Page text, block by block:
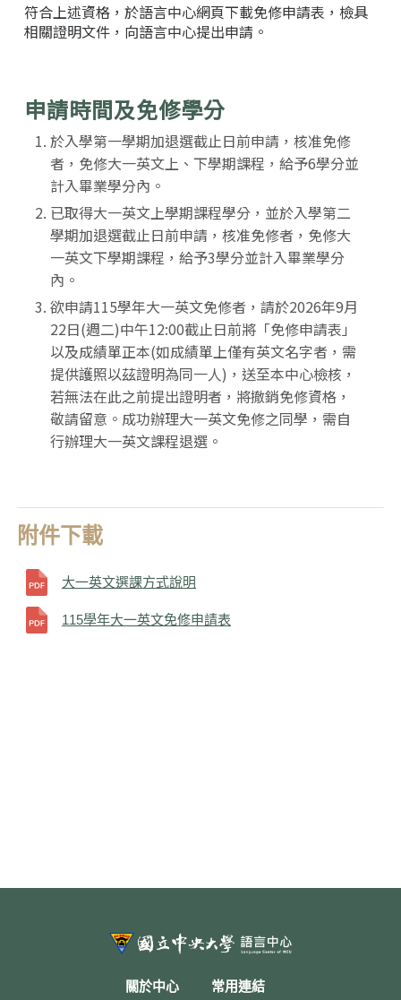
符合上述資格，於語言中心網頁下載免修申請表，檢具
相關證明文件，向語言中心提出申請。
申請時間及免修學分
於入學第一學期加退選截止日前申請，核准免修
者，免修大一英文上、下學期課程，給予6學分並
計入畢業學分內。
已取得大一英文上學期課程學分，並於入學第二
學期加退選截止日前申請，核准免修者，免修大
一英文下學期課程，給予3學分並計入畢業學分
內。
欲申請115學年大一英文免修者，請於2026年9月
22日(週二)中午12:00截止日前將「免修申請表」
以及成績單正本(如成績單上僅有英文名字者，需
提供護照以茲證明為同一人)，送至本中心檢核，
若無法在此之前提出證明者，將撤銷免修資格，
敬請留意。成功辦理大一英文免修之同學，需自
行辦理大一英文課程退選。
附件下載
大一英文選課方式說明
115學年大一英文免修申請表
關於中心 常用連結